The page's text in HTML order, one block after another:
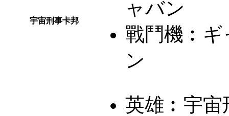
宇宙刑事卡邦
ャバン
戰鬥機︰ ギ
ン
英雄︰ 宇宙